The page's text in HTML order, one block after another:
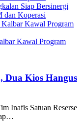
Siap Bersinergi
Koperasi
Kawal Program
Dua Kios Hangus
Inafis Satuan Reserse